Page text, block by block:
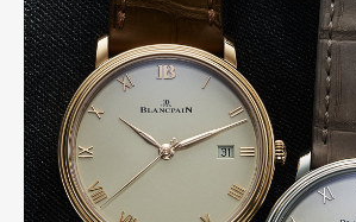
Art&Design WatchFashion
Product Culture